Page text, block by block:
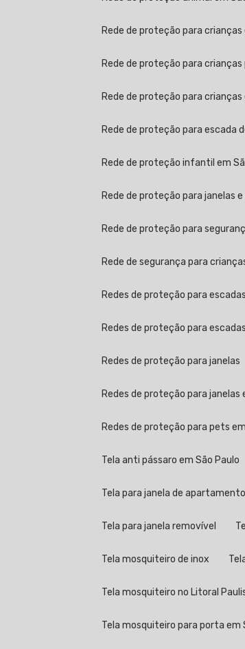
Rede de proteção para
Rede de proteção para
Rede de proteção para
Rede de proteção para escada
Rede de proteção infantil em
Rede de proteção para janelas
Rede de proteção para
Rede de segurança para
Redes de proteção para escadas
Redes de proteção para
Redes de proteção para janelas
Redes de proteção para janelas
Redes de proteção para pets
Tela anti pássaro em São Paulo
Tela para janela de
Tela para janela removível
Tela mosquiteiro de inox
Tela mosquiteiro no Litoral
Tela mosquiteiro para porta em